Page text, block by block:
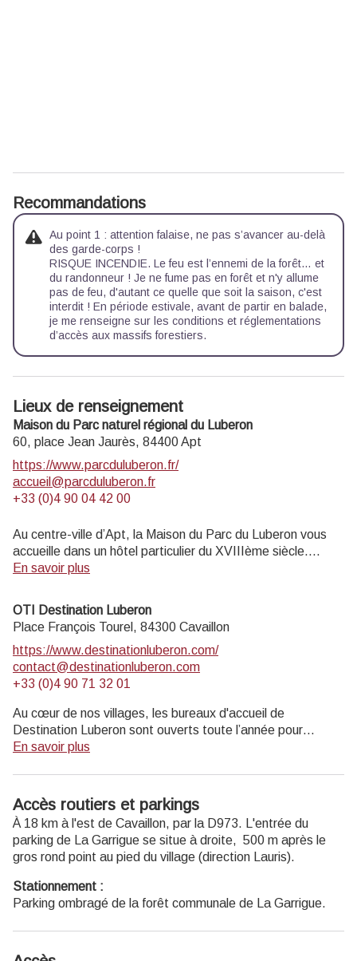
Recommandations
Au point 1 : attention falaise, ne pas s’avancer au-delà
des garde-corps !
RISQUE INCENDIE. Le feu est l’ennemi de la forêt… et
du randonneur ! Je ne fume pas en forêt et n'y allume
pas de feu, d'autant ce quelle que soit la saison, c'est
interdit ! En période estivale, avant de partir en balade,
je me renseigne sur les conditions et réglementations
d’accès aux massifs forestiers.
Lieux de renseignement
Maison du Parc naturel régional du Luberon
60, place Jean Jaurès, 84400Apt
https://www.parcduluberon.fr/
accueil@parcduluberon.fr
+33 (0)4 90 04 42 00
Au centre-ville d’Apt, la Maison du Parc du Luberon vous
accueille dans un hôtel particulier du XVIIIème siècle.
Informations touristiques et vente de livres, cartes,
Exposition permanente visite gratuite.
Musée de géologie entrée payante (4 € ; 2€ réduit ; gratuit
moins de 18 ans, scolaires, enseignants).
Ouvert au public lundi, mardi, jeudi 14h-17h30, et mercredi
9h-12h30 et 14h-17h30 (hors jours fériés).
En savoir plus
OTI Destination Luberon
Place François Tourel, 84300 Cavaillon
https://www.destinationluberon.com/
contact@destinationluberon.com
+33 (0)4 90 71 32 01
Au cœur de nos villages, les bureaux d'accueil de
Destination Luberon sont ouverts toute l’année pour
répondre à toutes vos questions.
CAVAILLON
Du 1er avril au 30 septembre : du lundi au samedi et jours
fériés : 9h -12h30 / 14h30-18h.
Du 1er octobre au 31 mars : du lundi au vendredi et jours
fériés : 9h-12h30 / 14h-17h30. Samedi : 9h-12h30.
Fermé le dimanche.
Fermetures exceptionnelles le 1er janvier et le 25
décembre.
En savoir plus
Accès routiers et parkings
À 18 km à l'est de Cavaillon, par la D973. L'entrée du
parking de La Garrigue se situe à droite, 500 m après le
gros rond point au pied du village (direction Lauris).
Stationnement :
Parking ombragé de la forêt communale de La Garrigue.